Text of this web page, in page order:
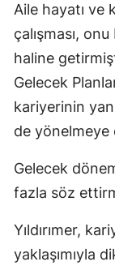
Aile hayatı ve
çalışması,
haline
Gelecek
kariyerinin
de
Gelecek
fazla söz
Yıldırımer,
yaklaşımıyla